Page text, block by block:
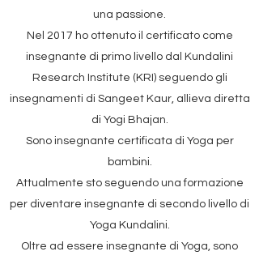
una passione.
Nel 2017 ho ottenuto il certificato come
insegnante di primo livello dal Kundalini
Research Institute (KRI) seguendo gli
insegnamenti di Sangeet Kaur, allieva diretta
di Yogi Bhajan.
Sono insegnante certificata di Yoga per
bambini.
Attualmente sto seguendo una formazione
per diventare insegnante di secondo livello di
Yoga Kundalini.
Oltre ad essere insegnante di Yoga, sono